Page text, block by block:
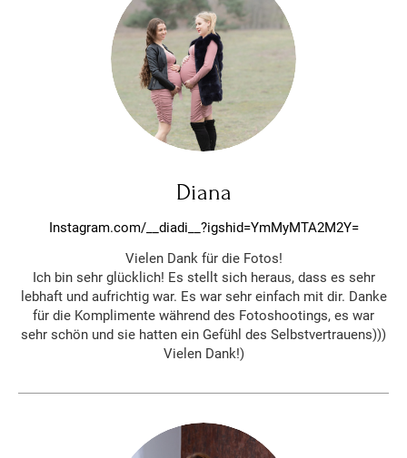
Diana
Instagram.com/__diadi__?igshid=YmMyMTA2M2Y=
Vielen Dank für die Fotos!
Ich bin sehr glücklich! Es stellt sich heraus, dass es sehr
lebhaft und aufrichtig war. Es war sehr einfach mit dir. Danke
für die Komplimente während des Fotoshootings, es war
sehr schön und sie hatten ein Gefühl des Selbstvertrauens)))
Vielen Dank!)